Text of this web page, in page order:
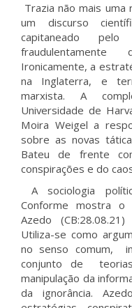
Trazia não mais uma
um discurso
capitaneado
fraudulentamente
Ironicamente, a
na Inglaterra, e
marxista. A
Universidade de
Moira Weigel a
sobre as novas
Bateu de frente
conspirações e do
A sociologia
Conforme mostra o
Azedo
Utiliza-se como
no senso comum,
conjunto de teorias
manipulação da
da ignorância.